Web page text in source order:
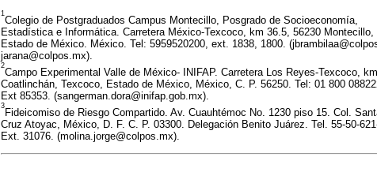
1
Colegio de Postgraduados Campus Montecillo, Posgrado de Socioeconomía,
Estadística e Informática. Carretera México-Texcoco, km 36.5, 56230 Montecillo,
Estado de México. México. Tel: 5959520200, ext. 1838, 1800.
jarana@colpos.mx).
2
Campo Experimental Valle de México- INIFAP. Carretera Los Reyes-Texcoco,
Coatlinchán, Texcoco, Estado de México, México, C. P. 56250. Tel: 01 800
Ext 85353. (sangerman.dora@inifap.gob.mx).
3
Fideicomiso de Riesgo Compartido. Av. Cuauhtémoc No. 1230 piso 15. Col.
Cruz Atoyac, México, D. F. C. P. 03300. Delegación Benito Juárez. Tel. 55-50-
Ext. 31076. (molina.jorge@colpos.mx).